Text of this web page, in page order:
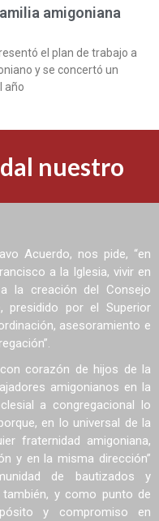
amigoniana
el plan de trabajo a
y se concertó un
año
nuestro
Acuerdo, nos pide, “en
a la Iglesia, vivir en
la creación del Consejo
presidido por el Superior
asesoramiento e
corazón de hijos de la
amigonianos en la
a congregacional lo
en lo universal de la
fraternidad amigoniana,
y en la misma dirección”
de bautizados y
y como punto de
y compromiso en